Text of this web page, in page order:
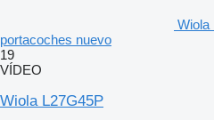
Wiola
portacoches nuevo
19
VÍDEO
Wiola L27G45P